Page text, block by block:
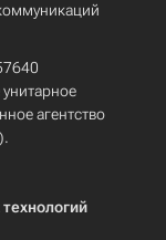
агентство